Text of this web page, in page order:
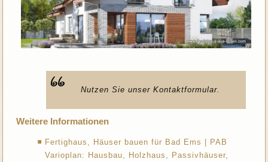
Nutzen Sie unser Kontaktformular.
Weitere Informationen
Fertighaus, Häuser bauen für Bad Ems | PAB
Varioplan: Hausbau, Holzhaus, Passivhäuser,